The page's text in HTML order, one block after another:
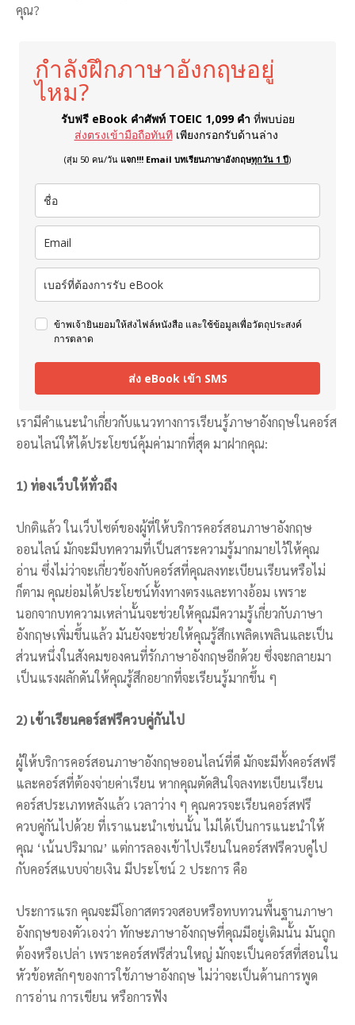
คุณ?
กำลังฝึกภาษาอังกฤษอยู่
ไหม?
รับฟรี eBook คำศัพท์ TOEIC 1,099 คำ ที่พบบ่อย
ส่งตรงเข้ามือถือทันที เพียงกรอกรับด้านล่าง
(สุ่ม 50 คน/วัน แจก!!! Email บทเรียนภาษาอังกฤษทุกวัน 1 ปี)
ข้าพเจ้ายินยอมให้ส่งไฟล์หนังสือ และใช้ข้อมูลเพื่อวัตถุประสงค์
การตลาด
ส่ง eBook เข้า SMS
เรามีคำแนะนำเกี่ยวกับแนวทางการเรียนรู้ภาษาอังกฤษในคอร์ส
ออนไลน์ให้ได้ประโยชน์คุ้มค่ามากที่สุด มาฝากคุณ:
1) ท่องเว็บให้ทั่วถึง
ปกติแล้ว ในเว็บไซต์ของผู้ที่ให้บริการคอร์สอนภาษาอังกฤษ
ออนไลน์ มักจะมีบทความที่เป็นสาระความรู้มากมายไว้ให้คุณ
อ่าน ซึ่งไม่ว่าจะเกี่ยวข้องกับคอร์สที่คุณลงทะเบียนเรียนหรือไม่
ก็ตาม คุณย่อมได้ประโยชน์ทั้งทางตรงและทางอ้อม เพราะ
นอกจากบทความเหล่านั้นจะช่วยให้คุณมีความรู้เกี่ยวกับภาษา
อังกฤษเพิ่มขึ้นแล้ว มันยังจะช่วยให้คุณรู้สึกเพลิดเพลินและเป็น
ส่วนหนึ่งในสังคมของคนที่รักภาษาอังกฤษอีกด้วย ซึ่งจะกลายมา
เป็นแรงผลักดันให้คุณรู้สึกอยากที่จะเรียนรู้มากขึ้น ๆ
2) เข้าเรียนคอร์สฟรีควบคู่กันไป
ผู้ให้บริการคอร์สอนภาษาอังกฤษออนไลน์ที่ดี มักจะมีทั้งคอร์สฟรี
และคอร์สที่ต้องจ่ายค่าเรียน หากคุณตัดสินใจลงทะเบียนเรียน
คอร์สประเภทหลังแล้ว เวลาว่าง ๆ คุณควรจะเรียนคอร์สฟรี
ควบคู่กันไปด้วย ที่เราแนะนำเช่นนั้น ไม่ได้เป็นการแนะนำให้
คุณ ‘เน้นปริมาณ’ แต่การลองเข้าไปเรียนในคอร์สฟรีควบคู่ไป
กับคอร์สแบบจ่ายเงิน มีประโชน์ 2 ประการ คือ
ประการแรก คุณจะมีโอกาสตรวจสอบหรือทบทวนพื้นฐานภาษา
อังกฤษของตัวเองว่า ทักษะภาษาอังกฤษที่คุณมีอยู่เดิมนั้น มันถูก
ต้องหรือเปล่า เพราะคอร์สฟรีส่วนใหญ่ มักจะเป็นคอร์สที่สอนใน
หัวข้อหลักๆของการใช้ภาษาอังกฤษ ไม่ว่าจะเป็นด้านการพูด
การอ่าน การเขียน หรือการฟัง